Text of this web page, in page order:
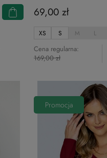
69,00 zł
Cena regularna:
169,00 zł
XS S M L
Promocja